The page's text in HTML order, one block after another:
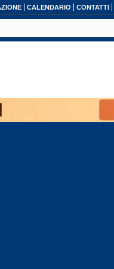
CALENDARIO CONTATTI